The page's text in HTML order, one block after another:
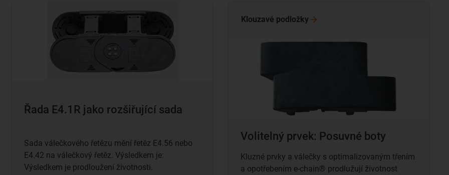
Řada E4.1R jako rozšiřující sada
Sada válečkového řetězu mění řetěz E4.56 nebo
E4.42 na válečkový řetěz. Výsledkem je:
Výsledkem je prodloužení životnosti.
Volitelný prvek: Posuvné boty
Kluzné prvky a válečky s optimalizovaným třením
a opotřebením e-chain® prodlužují životnost
Klouzavé podložky